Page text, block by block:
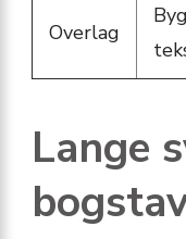
Overlag
Lange